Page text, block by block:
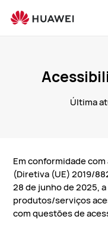
da
Última
Em conformidade
(Diretiva (UE) 2019/
28 de junho de 2025,
produtos/serviços
com questões de